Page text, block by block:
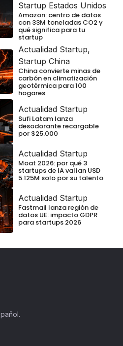
Startup Estados Unidos
Amazon: centro de datos
con 33M toneladas CO2 y
qué significa para tu
startup
Actualidad Startup,
Startup China
China convierte minas de
carbón en climatización
geotérmica para 100
hogares
Actualidad Startup
Sufi Latam lanza
desodorante recargable
por $25.000
Actualidad Startup
Moat 2026: por qué 3
startups de IA valían USD
5.125M solo por su talento
Actualidad Startup
Fastmail lanza región de
datos UE: impacto GDPR
para startups 2026